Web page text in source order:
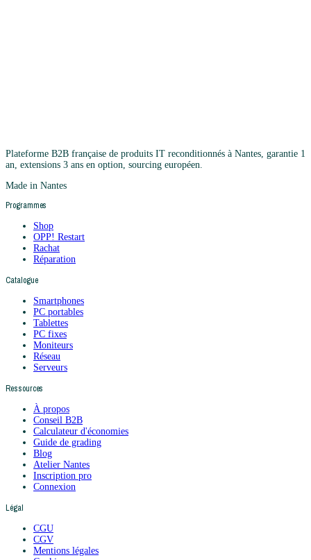
Plateforme B2B française de produits IT reconditionnés à Nantes, garantie 1
an, extensions 3 ans en option, sourcing européen.
Made in Nantes
Programmes
Shop
OPP! Restart
Rachat
Réparation
Catalogue
Smartphones
PC portables
Tablettes
PC fixes
Moniteurs
Réseau
Serveurs
Ressources
À propos
Conseil B2B
Calculateur d'économies
Guide de grading
Blog
Atelier Nantes
Inscription pro
Connexion
Légal
CGU
CGV
Mentions légales